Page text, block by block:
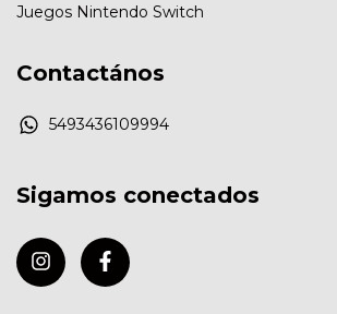
Juegos Nintendo Switch
Contactános
5493436109994
Sigamos conectados